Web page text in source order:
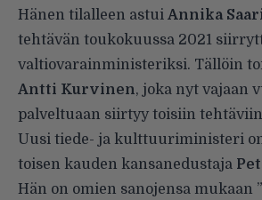
Hänen tilalleen astui Annika
tehtävän toukokuussa 2021
valtiovarainministeriksi. Tällöin
Antti Kurvinen, joka nyt vajaan
palveltuaan siirtyy toisiin tehtäviin
Uusi tiede- ja kulttuuriministeri
toisen kauden kansanedustaja
Hän on omien sanojensa mukaan